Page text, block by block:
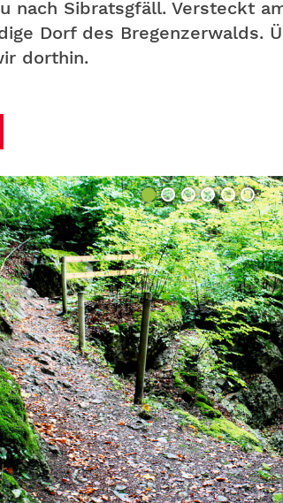
nach Sibratsgfäll. Versteckt
Dorf des Bregenzerwalds.
dorthin.